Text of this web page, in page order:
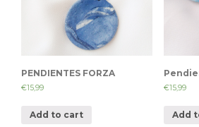
PENDIENTES FORZA
€15,99
Add to cart
€15,99
Add